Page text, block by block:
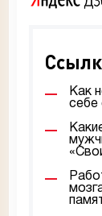
Как
себе